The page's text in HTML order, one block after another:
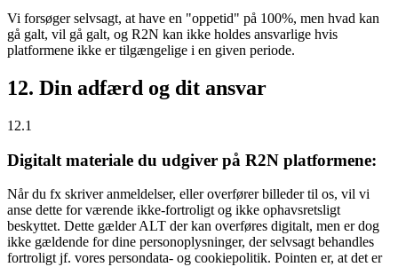
Vi forsøger selvsagt, at have en "oppetid" på 100%, men hvad kan
gå galt, vil gå galt, og R2N kan ikke holdes ansvarlige hvis
platformene ikke er tilgængelige i en given periode.
12. Din adfærd og dit ansvar
12.1
Digitalt materiale du udgiver på R2N platformene:
Når du fx skriver anmeldelser, eller overfører billeder til os, vil vi
anse dette for værende ikke-fortroligt og ikke ophavsretsligt
beskyttet. Dette gælder ALT der kan overføres digitalt, men er dog
ikke gældende for dine personoplysninger, der selvsagt behandles
fortroligt jf. vores persondata- og cookiepolitik. Pointen er, at det er